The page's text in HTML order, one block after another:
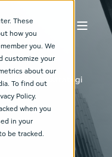
These
how you
you. We
customize your
about our
To find out
Policy.
when you
in your
be tracked.
salgsstrategi